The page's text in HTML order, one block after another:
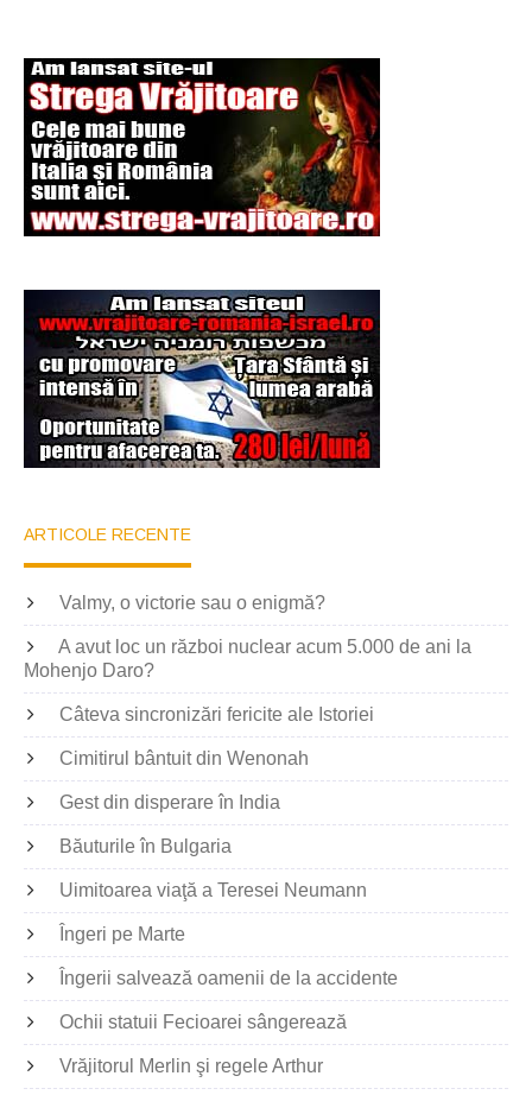
ARTICOLE RECENTE
Valmy, o victorie sau o enigmă?
A avut loc un război nuclear acum 5.000 de ani la
Mohenjo Daro?
Câteva sincronizări fericite ale Istoriei
Cimitirul bântuit din Wenonah
Gest din disperare în India
Băuturile în Bulgaria
Uimitoarea viaţă a Teresei Neumann
Îngeri pe Marte
Îngerii salvează oamenii de la accidente
Ochii statuii Fecioarei sângerează
Vrăjitorul Merlin şi regele Arthur